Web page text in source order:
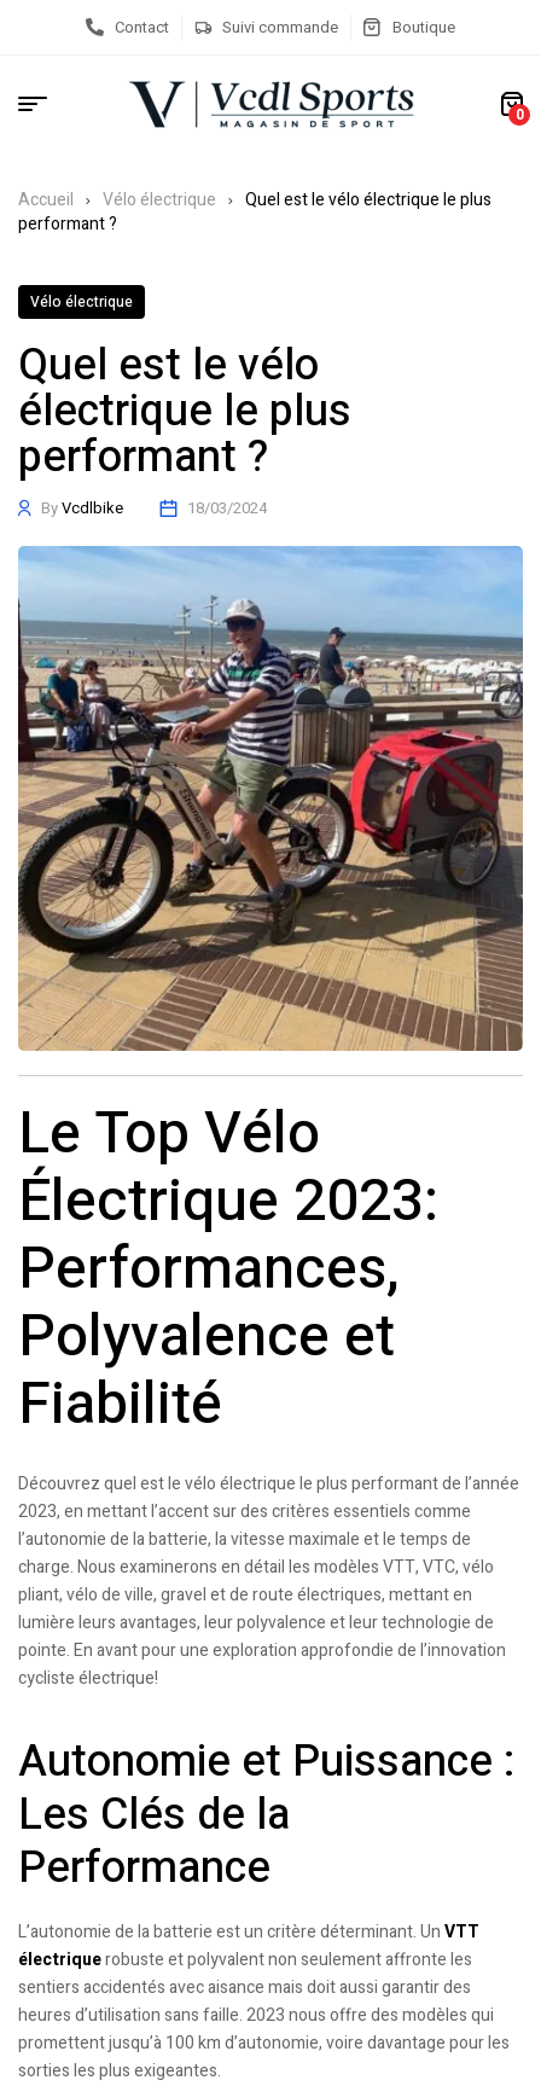
Contact Suivi commande Boutique
0
Accueil Vélo électrique
Quel est le vélo électrique le plus
performant ?
Vélo électrique
Quel est le vélo
électrique le plus
performant ?
ByVcdlbike 18/03/2024
Le Top Vélo
Électrique 2023:
Performances,
Polyvalence et
Fiabilité
Découvrez quel est le vélo électrique le plus performant de l’année
2023, en mettant l’accent sur des critères essentiels comme
l’autonomie de la batterie, la vitesse maximale et le temps de
charge. Nous examinerons en détail les modèles VTT, VTC, vélo
pliant, vélo de ville, gravel et de route électriques, mettant en
lumière leurs avantages, leur polyvalence et leur technologie de
pointe. En avant pour une exploration approfondie de l’innovation
cycliste électrique!
Autonomie et Puissance :
Les Clés de la
Performance
L’autonomie de la batterie est un critère déterminant. UnVTT
électriquerobuste et polyvalent non seulement affronte les
sentiers accidentés avec aisance mais doit aussi garantir des
heures d’utilisation sans faille. 2023 nous offre des modèles qui
promettent jusqu’à 100 km d’autonomie, voire davantage pour les
sorties les plus exigeantes.